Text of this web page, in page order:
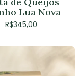
Lua Nova
R$345,00